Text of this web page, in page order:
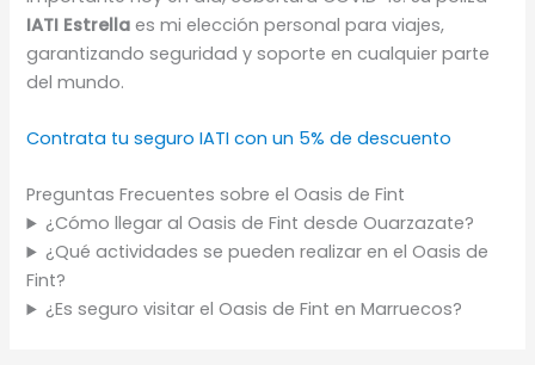
IATI Estrella es mi elección personal para viajes,
garantizando seguridad y soporte en cualquier parte
del mundo.
Contrata tu seguro IATI con un 5% de descuento
Preguntas Frecuentes sobre el Oasis de Fint
¿Cómo llegar al Oasis de Fint desde Ouarzazate?
¿Qué actividades se pueden realizar en el Oasis de
Fint?
¿Es seguro visitar el Oasis de Fint en Marruecos?